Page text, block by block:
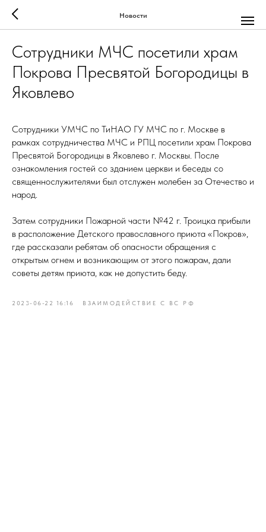
Новости
Сотрудники МЧС посетили храм
Покрова Пресвятой Богородицы в
Яковлево
Сотрудники УМЧС по ТиНАО ГУ МЧС по г. Москве в
рамках сотрудничества МЧС и РПЦ посетили храм Покрова
Пресвятой Богородицы в Яковлево г. Москвы. После
ознакомления гостей со зданием церкви и беседы со
священнослужителями был отслужен молебен за Отечество и
народ.
Затем сотрудники Пожарной части №42 г. Троицка прибыли
в расположение Детского православного приюта «Покров»,
где рассказали ребятам об опасности обращения с
открытым огнем и возникающим от этого пожарам, дали
советы детям приюта, как не допустить беду.
2023-06-22 16:16 ВЗАИМОДЕЙСТВИЕ С ВС РФ